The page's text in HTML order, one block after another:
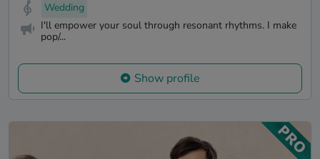
Wedding
I'll empower your soul through resonant rhythms. I make
pop/...
Show profile